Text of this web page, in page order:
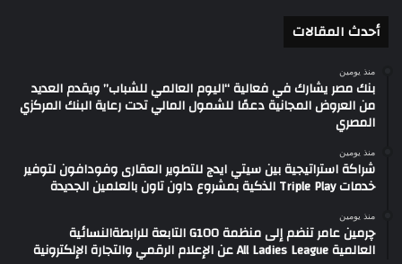
أحدث المقالات
منذ يومين
بنك مصر يشارك في فعالية “اليوم العالمي للشباب” ويقدم العديد
من العروض المجانية دعمًا للشمول المالي تحت رعاية البنك المركزي
المصري
منذ يومين
شراكة استراتيجية بين سيتي ايدج للتطوير العقارى وفودافون لتوفير
خدمات Triple Play الذكية بمشروع داون تاون بالعلمين الجديدة
منذ يومين
چرمين عامر تنضم إلى منظمة G100 التابعة للرابطةالنسائية
العالمية All Ladies League عن الإعلام الرقمي والتجارة الإلكترونية